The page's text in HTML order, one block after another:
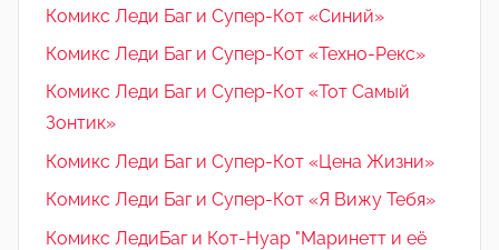
Комикс Леди Баг и Супер-Кот «Синий»
Комикс Леди Баг и Супер-Кот «Техно-Рекс»
Комикс Леди Баг и Супер-Кот «Тот Самый
Зонтик»
Комикс Леди Баг и Супер-Кот «Цена Жизни»
Комикс Леди Баг и Супер-Кот «Я Вижу Тебя»
Комикс ЛедиБаг и Кот-Нуар "Маринетт и её